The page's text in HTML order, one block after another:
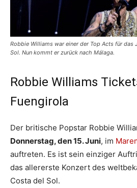
Robbie Williams war einer der Top Acts für das
Sol. Nun kommt er zurück nach Málaga.
Robbie Williams
Fuengirola
Der britische Popstar Robbie
Donnerstag, den 15. Juni, im
auftreten. Es ist sein einziger
das allererste Konzert des
Costa del Sol.